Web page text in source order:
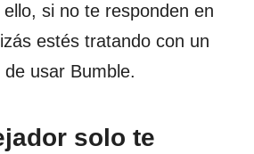
si no te responden en
estés tratando con un
usar Bumble.
solo te